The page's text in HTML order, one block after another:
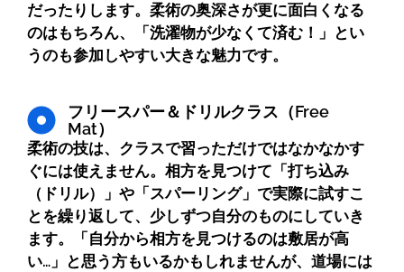
だったりします。柔術の奥深さが更に面白くなる
のはもちろん、「洗濯物が少なくて済む！」とい
うのも参加しやすい大きな魅力です。
フリースパー＆ドリルクラス（Free
Mat）
柔術の技は、クラスで習っただけではなかなかす
ぐには使えません。相方を見つけて「打ち込み
（ドリル）」や「スパーリング」で実際に試すこ
とを繰り返して、少しずつ自分のものにしていき
ます。「自分から相方を見つけるのは敷居が高
い…」と思う方もいるかもしれませんが、道場には